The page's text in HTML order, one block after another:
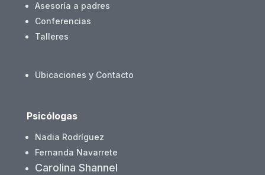
Asesoría a padres
Conferencias
Talleres
Ubicaciones y Contacto
Psicólogas
Nadia Rodríguez
Fernanda Navarrete
Carolina Shannel